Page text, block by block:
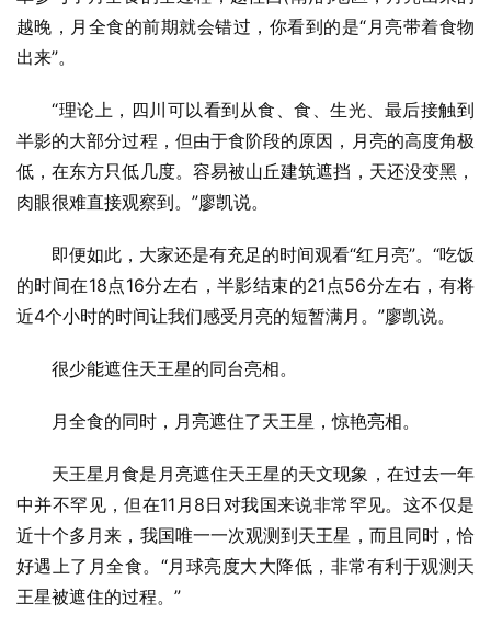
越晚，月全食的前期就会错过，你看到的是“月亮带着食物
出来”。
“理论上，四川可以看到从食、食、生光、最后接触到
半影的大部分过程，但由于食阶段的原因，月亮的高度角极
低，在东方只低几度。容易被山丘建筑遮挡，天还没变黑，
肉眼很难直接观察到。”廖凯说。
即便如此，大家还是有充足的时间观看“红月亮”。“吃饭
的时间在18点16分左右，半影结束的21点56分左右，有将
近4个小时的时间让我们感受月亮的短暂满月。”廖凯说。
很少能遮住天王星的同台亮相。
月全食的同时，月亮遮住了天王星，惊艳亮相。
天王星月食是月亮遮住天王星的天文现象，在过去一年
中并不罕见，但在11月8日对我国来说非常罕见。这不仅是
近十个多月来，我国唯一一次观测到天王星，而且同时，恰
好遇上了月全食。“月球亮度大大降低，非常有利于观测天
王星被遮住的过程。”